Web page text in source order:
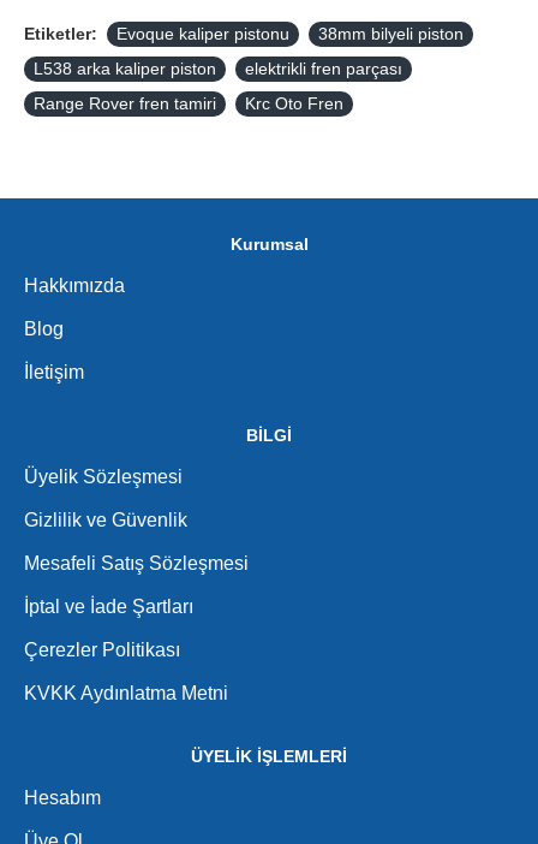
Etiketler: Evoque kaliper pistonu
38mm bilyeli piston
L538 arka kaliper piston
elektrikli fren parçası
Range Rover fren tamiri
Krc Oto Fren
Kurumsal
Hakkımızda
Blog
İletişim
BİLGİ
Üyelik Sözleşmesi
Gizlilik ve Güvenlik
Mesafeli Satış Sözleşmesi
İptal ve İade Şartları
Çerezler Politikası
KVKK Aydınlatma Metni
ÜYELİK İŞLEMLERİ
Hesabım